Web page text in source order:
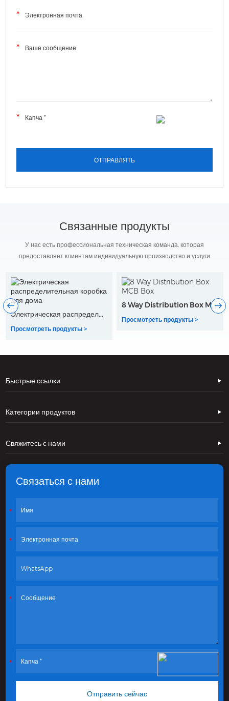
Связанные продукты
У нас есть профессиональная техническая команда, которая
предоставляет клиентам индивидуальную производство и услуги
Просмотреть продукты >
Оптическая распределительная коробка на открытом воздухе
Быстрые ссылки
Категории продуктов
Свяжитесь с нами
Связаться с нами